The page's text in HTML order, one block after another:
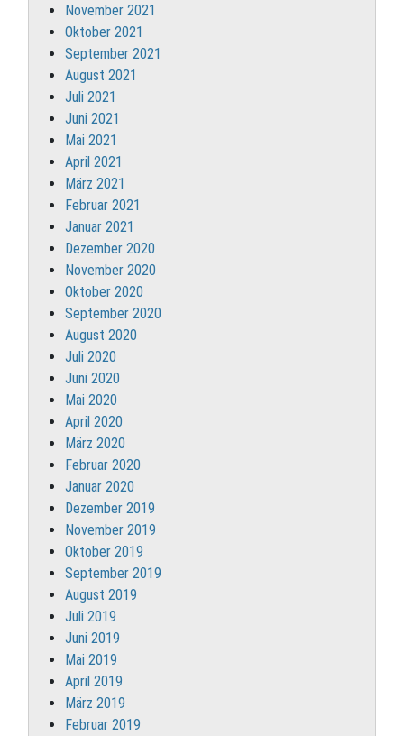
November 2021
Oktober 2021
September 2021
August 2021
Juli 2021
Juni 2021
Mai 2021
April 2021
März 2021
Februar 2021
Januar 2021
Dezember 2020
November 2020
Oktober 2020
September 2020
August 2020
Juli 2020
Juni 2020
Mai 2020
April 2020
März 2020
Februar 2020
Januar 2020
Dezember 2019
November 2019
Oktober 2019
September 2019
August 2019
Juli 2019
Juni 2019
Mai 2019
April 2019
März 2019
Februar 2019